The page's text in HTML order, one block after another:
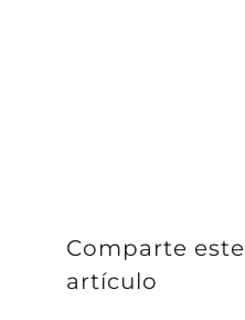
Comparte este
artículo